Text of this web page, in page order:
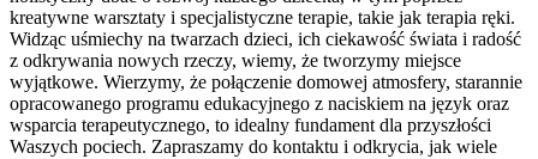
kreatywne warsztaty i specjalistyczne terapie, takie jak terapia ręki.
Widząc uśmiechy na twarzach dzieci, ich ciekawość świata i radość
z odkrywania nowych rzeczy, wiemy, że tworzymy miejsce
wyjątkowe. Wierzymy, że połączenie domowej atmosfery, starannie
opracowanego programu edukacyjnego z naciskiem na język oraz
wsparcia terapeutycznego, to idealny fundament dla przyszłości
Waszych pociech. Zapraszamy do kontaktu i odkrycia, jak wiele